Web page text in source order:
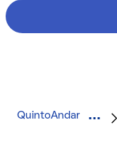
QuintoAndar